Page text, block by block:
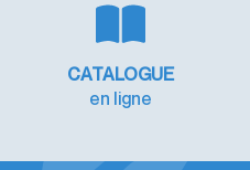
CATALOGUE
en ligne